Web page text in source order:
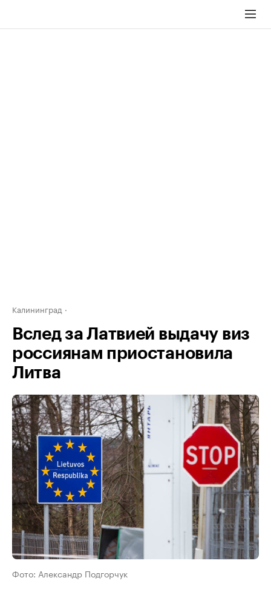
Калининград
Вслед за Латвией выдачу виз
россиянам приостановила
Литва
Фото: Александр Подгорчук